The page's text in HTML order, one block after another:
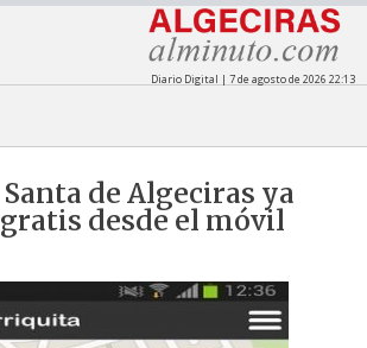
Diario Digital | 7 de agosto de 2026 22:13
de Algeciras ya
desde el móvil